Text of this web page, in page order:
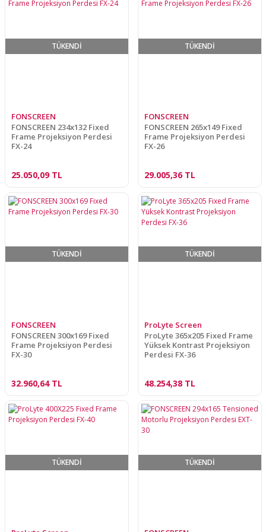
TÜKENDİ
FONSCREEN
FONSCREEN 234x132 Fixed
Frame Projeksiyon Perdesi
FX-24
25.050,09 TL
TÜKENDİ
FONSCREEN
FONSCREEN 265x149 Fixed
Frame Projeksiyon Perdesi
FX-26
29.005,36 TL
TÜKENDİ
FONSCREEN
FONSCREEN 300x169 Fixed
Frame Projeksiyon Perdesi
FX-30
32.960,64 TL
TÜKENDİ
ProLyte Screen
ProLyte 365x205 Fixed Frame
Yüksek Kontrast Projeksiyon
Perdesi FX-36
48.254,38 TL
TÜKENDİ TÜKENDİ